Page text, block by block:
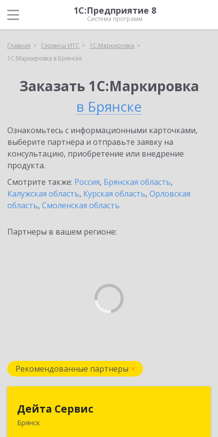
1С:Предприятие 8
Система программ
Главная Сервисы ИТС
1С:Маркировка
1С:Маркировка в Брянске
Заказать 1С:Маркировка
в Брянске
Ознакомьтесь с информационными карточками,
выберите партнёра и отправьте заявку на
консультацию, приобретение или внедрение
продукта.
Смотрите также: Россия, Брянская область,
Калужская область, Курская область, Орловская
область, Смоленская область
Партнеры в вашем регионе:
Рекомендованные партнеры
Дейта Сервис
Брянск241035, Брянская обл, Брянск г, Ульянова ул,